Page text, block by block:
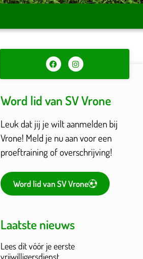
Word lid van SV Vrone
Leuk dat jij je wilt aanmelden bij
Vrone! Meld je nu aan voor een
proeftraining of overschrijving!
Word lid van SV Vrone
Laatste nieuws
Lees dit vóór je eerste
vrijwilligersdienst